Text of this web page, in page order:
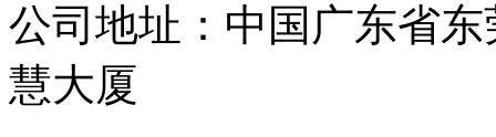
公司地址： 中国广东省
慧大厦